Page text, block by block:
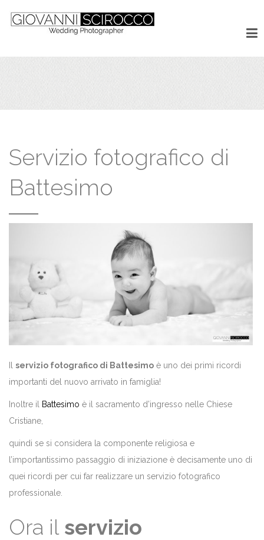
Servizio fotografico di
Battesimo
servizio fotografico di Battesimo è uno dei primi ricordi
importanti del nuovo arrivato in famiglia!
Inoltre il Battesimo è il sacramento d’ingresso nelle Chiese
Cristiane,
quindi se si considera la componente religiosa e
l’importantissimo passaggio di iniziazione è decisamente uno di
quei ricordi per cui far realizzare un servizio fotografico
professionale.
Ora il servizio